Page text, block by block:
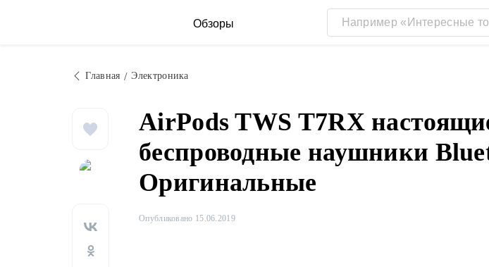
Обзоры
Главная Электроника
AirPods TWS T7RX
беспроводные наушники
Оригинальные
Опубликовано 15.06.2019